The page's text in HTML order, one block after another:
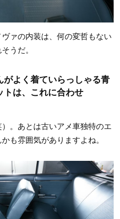
ァの内装は、何の変哲もない
うだ。
がよく着ていらっしゃる青
トは、これに合わせ
。あとは古いアメ車独特のエ
も雰囲気がありますよね。